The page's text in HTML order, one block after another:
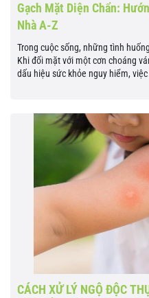
Gạch Mặt Diện Chẩn:
Nhà A-Z
Trong cuộc sống, những tình
Khi đối mặt với một cơn choáng
dấu hiệu sức khỏe nguy hiểm,
CÁCH XỬ LÝ NGỘ ĐỘC